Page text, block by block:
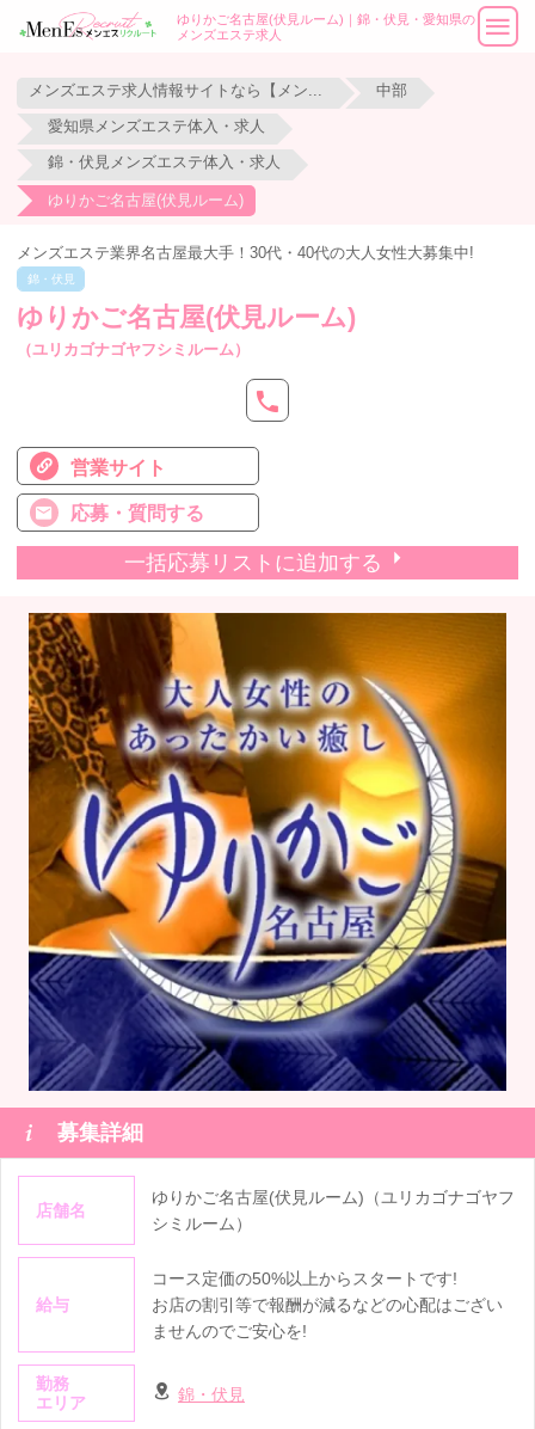
ゆりかご名古屋(伏見ルーム)｜錦・伏見・愛知県の
メンズエステ求人
中部
愛知県メンズエステ体入・求人
錦・伏見メンズエステ体入・求人
ゆりかご名古屋(伏見ルーム)
メンズエステ業界名古屋最大手！30代・40代の大人女性大募集中!
錦・伏見
ゆりかご名古屋(伏見ルーム)
（ユリカゴナゴヤフシミルーム）
営業サイト
応募・質問する
一括応募リストに追加する
 募集詳細
店舗名
ゆりかご名古屋(伏見ルーム)（ユリカゴナゴヤフ
シミルーム）
給与
コース定価の50%以上からスタートです!
お店の割引等で報酬が減るなどの心配はござい
ませんのでご安心を!
勤務
エリア
錦・伏見